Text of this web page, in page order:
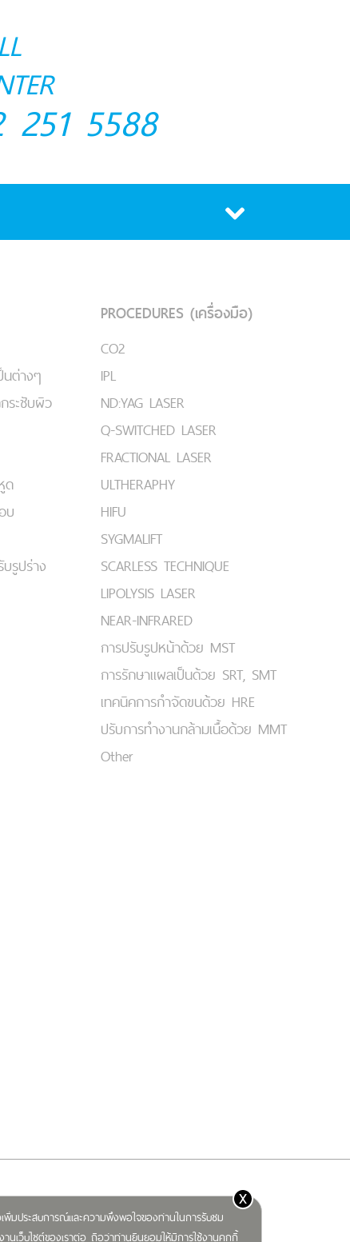
พิ่มประสบการณ์และความพึงพอใจของท่านในการรับชม
นเว็บไซต์ของเราต่อ ถือว่าท่านยินยอมให้มีการใช้งานคุกกี้
x
251 5588
ต่างๆ
ะชับผิว
ด
บ
รูปร่าง
PROCEDURES (เครื่องมือ)
CO2
IPL
ND:YAG LASER
Q-SWITCHED LASER
FRACTIONAL LASER
ULTHERAPHY
HIFU
SYGMALIFT
SCARLESS TECHNIQUE
LIPOLYSIS LASER
NEAR-INFRARED
การปรับรูปหน้าด้วย MST
การรักษาแผลเป็นด้วย SRT, SMT
เทคนิคการกำจัดขนด้วย HRE
ปรับการทำงานกล้ามเนื้อด้วย MMT
Other